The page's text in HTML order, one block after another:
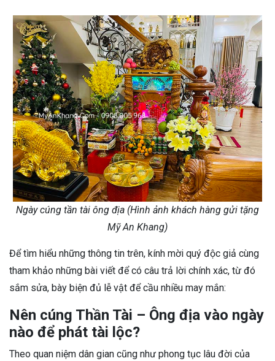
Ngày cúng tần tài ông địa (Hình ảnh khách hàng gửi tặng
Mỹ An Khang)
Để tìm hiểu những thông tin trên, kính mời quý độc giả cùng
tham khảo những bài viết để có câu trả lời chính xác, từ đó
sắm sửa, bày biện đủ lễ vật để cầu nhiều may mắn:
Nên cúng Thần Tài – Ông địa vào ngày
nào để phát tài lộc?
Theo quan niệm dân gian cũng như phong tục lâu đời của